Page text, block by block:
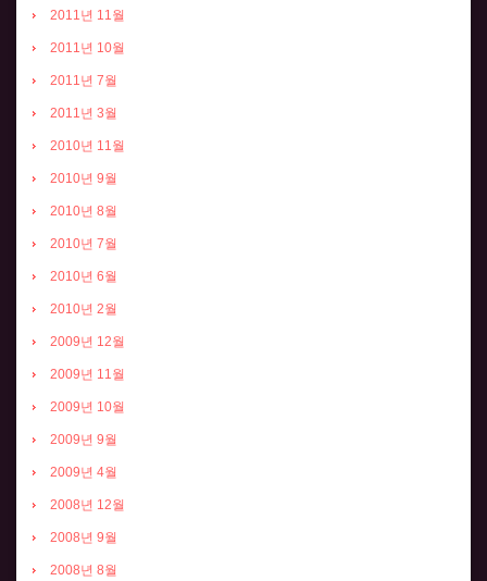
2011년 11월
2011년 10월
2011년 7월
2011년 3월
2010년 11월
2010년 9월
2010년 8월
2010년 7월
2010년 6월
2010년 2월
2009년 12월
2009년 11월
2009년 10월
2009년 9월
2009년 4월
2008년 12월
2008년 9월
2008년 8월